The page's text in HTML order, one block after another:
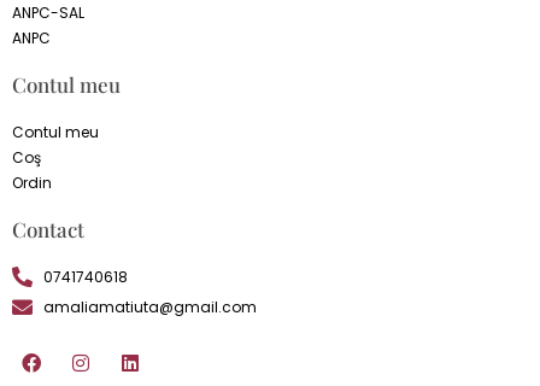
ANPC-SAL
ANPC
Contul meu
Contul meu
Coş
Ordin
Contact
0741740618
amaliamatiuta@gmail.com